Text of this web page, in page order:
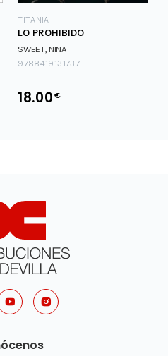
TITANIA
LO PROHIBIDO
SWEET, NINA
9788419131737
18.00€